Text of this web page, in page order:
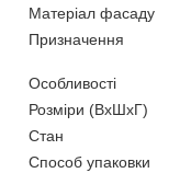
Матеріал фасаду
Призначення
Особливості
Розміри (ВхШхГ)
Стан
Способ упаковки